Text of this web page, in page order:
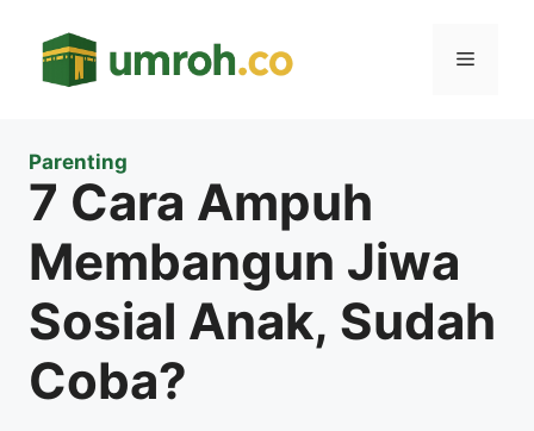
Menu
Parenting
7 Cara Ampuh
Membangun Jiwa
Sosial Anak, Sudah
Coba?